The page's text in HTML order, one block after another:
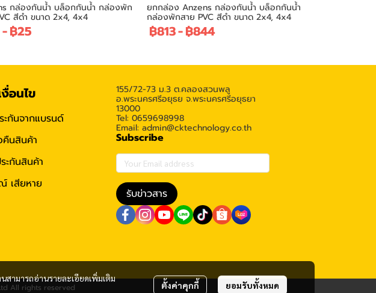
กล่องกันน้ำ บล็อกกันน้ำ กล่องพัก
สีดำ ขนาด 2x4, 4x4
-฿25
ยกกล่อง Anzens กล่องกันน้ำ บล็อกกันน้ำ
กล่องพักสาย PVC สีดำ ขนาด 2x4, 4x4
฿813-฿844
ามารถอ่านรายละเอียดเพิ่มเติม
ตั้งค่าคุกกี้ ยอมรับทั้งหมด
อนไข
ะกันจากแบรนด์
คืนสินค้า
ะกันสินค้า
เสียหาย
155/72-73 ม.3 ต.คลองสวนพลู
อ.พระนครศรีอยุธย จ.พระนครศรีอยุธยา
13000
Tel: 0659698998
Email: admin@cktechnology.co.th
Subscribe
รับข่าวสาร
All rights reserved